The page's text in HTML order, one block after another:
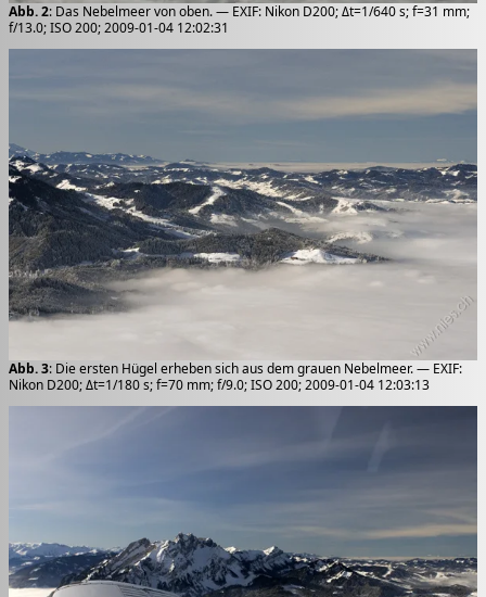
Abb. 2: Das Nebelmeer von oben. — EXIF: Nikon D200; Δt=1/640 s; f=31 mm;
f/13.0; ISO 200; 2009-01-04 12:02:31
Abb. 3: Die ersten Hügel erheben sich aus dem grauen Nebelmeer. — EXIF:
Nikon D200; Δt=1/180 s; f=70 mm; f/9.0; ISO 200; 2009-01-04 12:03:13